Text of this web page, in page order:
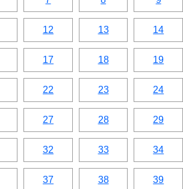
12 13 14
17 18 19
22 23 24
27 28 29
32 33 34
37 38 39